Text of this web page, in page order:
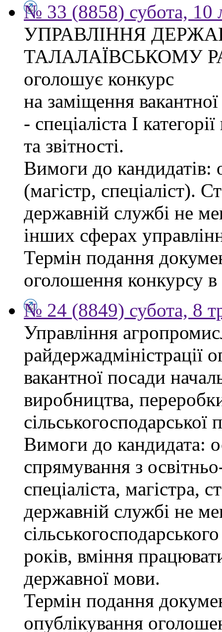
№ 33 (8858) субота, 10
УПРАВЛІННЯ
ТАЛАЛАЇВСЬКОМУ
оголошує конкурс
на заміщення
- спеціаліста І
та звітності.
Вимоги до кандидатів:
(магістр, спеціаліст).
державній службі не
інших сферах
Термін подання
оголошення конкурсу в
№ 24 (8849) субота, 8
Управління
райдержадміністрації
вакантної посади
виробництва,
сільськогосподарської
Вимоги до кандидата:
спрямування з
спеціаліста, магістра,
державній службі не
років, вміння
державної мови.
Термін подання
опублікування